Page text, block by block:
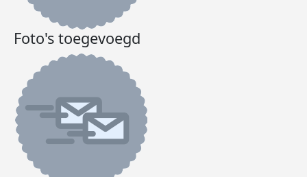
Foto's toegevoegd